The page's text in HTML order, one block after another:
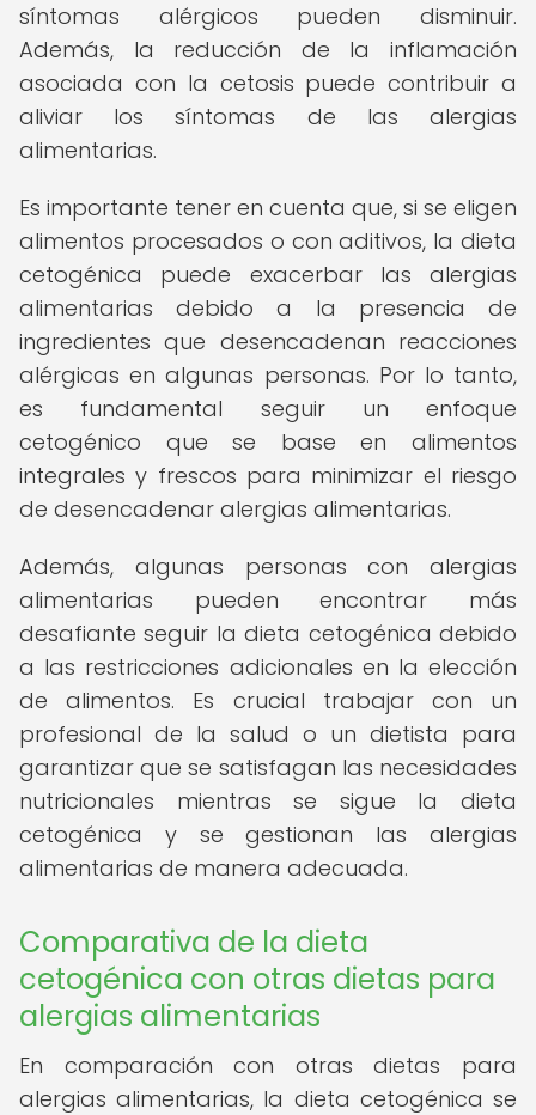
síntomas alérgicos pueden disminuir.
Además, la reducción de la inflamación
asociada con la cetosis puede contribuir a
aliviar los síntomas de las alergias
alimentarias.
Es importante tener en cuenta que, si se eligen
alimentos procesados o con aditivos, la dieta
cetogénica puede exacerbar las alergias
alimentarias debido a la presencia de
ingredientes que desencadenan reacciones
alérgicas en algunas personas. Por lo tanto,
es fundamental seguir un enfoque
cetogénico que se base en alimentos
integrales y frescos para minimizar el riesgo
de desencadenar alergias alimentarias.
Además, algunas personas con alergias
alimentarias pueden encontrar más
desafiante seguir la dieta cetogénica debido
a las restricciones adicionales en la elección
de alimentos. Es crucial trabajar con un
profesional de la salud o un dietista para
garantizar que se satisfagan las necesidades
nutricionales mientras se sigue la dieta
cetogénica y se gestionan las alergias
alimentarias de manera adecuada.
Comparativa de la dieta
cetogénica con otras dietas para
alergias alimentarias
En comparación con otras dietas para
alergias alimentarias, la dieta cetogénica se